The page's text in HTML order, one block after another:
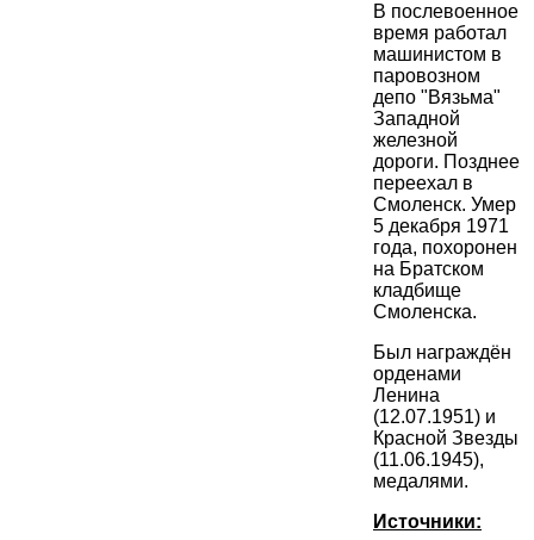
В послевоенное
время работал
машинистом в
паровозном
депо "Вязьма"
Западной
железной
дороги. Позднее
переехал в
Смоленск. Умер
5 декабря 1971
года, похоронен
на Братском
кладбище
Смоленска.
Был награждён
орденами
Ленина
(12.07.1951) и
Красной Звезды
(11.06.1945),
медалями.
Источники: